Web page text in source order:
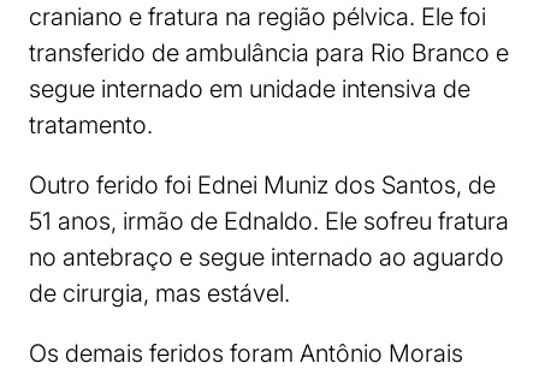
craniano e fratura na região pélvica. Ele foi
transferido de ambulância para Rio Branco e
segue internado em unidade intensiva de
tratamento.
Outro ferido foi Ednei Muniz dos Santos, de
51 anos, irmão de Ednaldo. Ele sofreu fratura
no antebraço e segue internado ao aguardo
de cirurgia, mas estável.
Os demais feridos foram Antônio Morais